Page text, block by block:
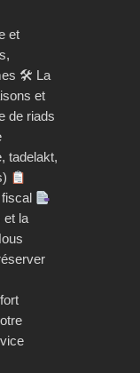
et
🛠 La
et
de riads
tadelakt,
fiscal
et la